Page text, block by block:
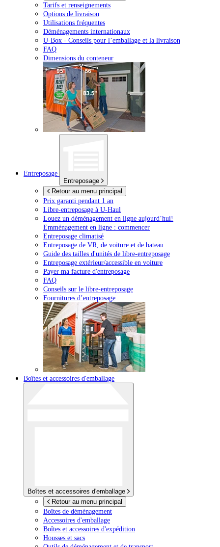
Tarifs et renseignements
Options de livraison
Utilisations fréquentes
Déménagements internationaux
U-Box - Conseils pour l’emballage et la livraison
FAQ
Dimensions du conteneur
Entreposage
Entreposage
Retour au menu principal
Prix garanti pendant 1 an
Libre-entreposage à U-Haul
Louez un déménagement en ligne aujourd’hui!
Emménagement en ligne : commencer
Entreposage climatisé
Entreposage de VR, de voiture et de bateau
Guide des tailles d'unités de libre-entreposage
Entreposage extérieur/accessible en voiture
Payer ma facture d'entreposage
FAQ
Conseils sur le libre-entreposage
Fournitures d’entreposage
Boîtes et accessoires d'emballage
Boîtes et accessoires d'emballage
Retour au menu principal
Boîtes de déménagement
Accessoires d'emballage
Boîtes et accessoires d'expédition
Housses et sacs